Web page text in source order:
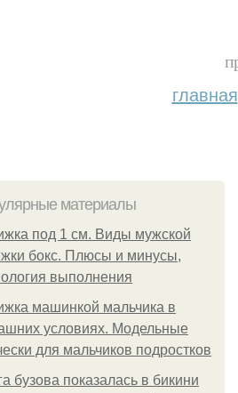
главная
материалы
под 1 см. Виды мужской
бокс. Плюсы и минусы,
выполнения
машинкой мальчика в
условиях. Модельные
для мальчиков подростков
бузова показалась в бикини